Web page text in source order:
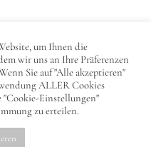
um Ihnen die
wir uns an Ihre Präferenzen
Sie auf "Alle akzeptieren"
ALLER Cookies
"Cookie-Einstellungen"
zu erteilen.